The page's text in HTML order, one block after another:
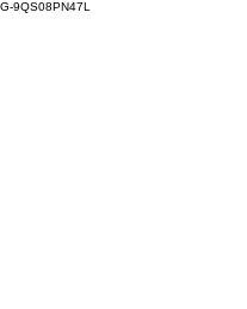
G-9QS08PN47L